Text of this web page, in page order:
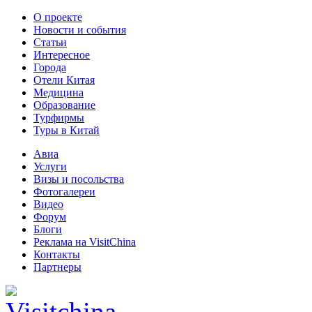
О проекте
Новости и события
Статьи
Интересное
Города
Отели Китая
Медицина
Образование
Турфирмы
Туры в Китай
Авиа
Услуги
Визы и посольства
Фотогалереи
Видео
Форум
Блоги
Реклама на VisitChina
Контакты
Партнеры